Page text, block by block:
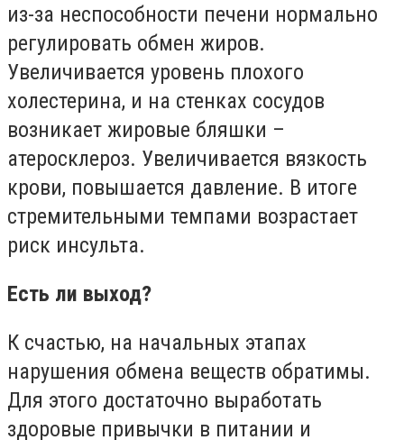
из-за неспособности печени нормально
регулировать обмен жиров.
Увеличивается уровень плохого
холестерина, и на стенках сосудов
возникает жировые бляшки –
атеросклероз. Увеличивается вязкость
крови, повышается давление. В итоге
стремительными темпами возрастает
риск инсульта.
Есть ли выход?
К счастью, на начальных этапах
нарушения обмена веществ обратимы.
Для этого достаточно выработать
здоровые привычки в питании и